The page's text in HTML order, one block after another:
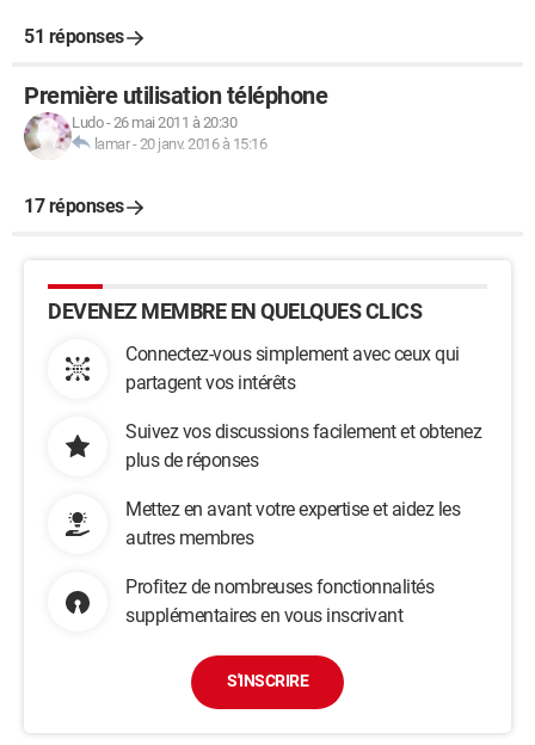
51 réponses
Première utilisation téléphone
Ludo-26 mai 2011 à 20:30
lamar-20 janv. 2016 à 15:16
17 réponses
DEVENEZ MEMBRE EN QUELQUES CLICS
Connectez-vous simplement avec ceux qui
partagent vos intérêts
Suivez vos discussions facilement et obtenez
plus de réponses
Mettez en avant votre expertise et aidez les
autres membres
Profitez de nombreuses fonctionnalités
supplémentaires en vous inscrivant
S'INSCRIRE